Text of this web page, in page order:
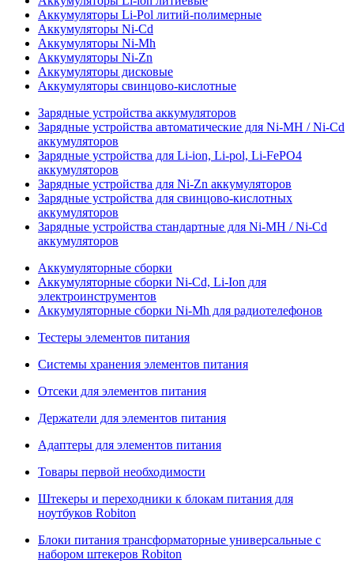
Аккумуляторы Li-Pol литий-полимерные
Аккумуляторы Ni-Cd
Аккумуляторы Ni-Mh
Аккумуляторы Ni-Zn
Аккумуляторы дисковые
Аккумуляторы свинцово-кислотные
Зарядные устройства аккумуляторов
Зарядные устройства автоматические для Ni-MH / Ni-Cd
аккумуляторов
Зарядные устройства для Li-ion, Li-pol, Li-FePO4
аккумуляторов
Зарядные устройства для Ni-Zn аккумуляторов
Зарядные устройства для свинцово-кислотных
аккумуляторов
Зарядные устройства стандартные для Ni-MH / Ni-Cd
аккумуляторов
Аккумуляторные сборки
Аккумуляторные сборки Ni-Cd, Li-Ion для
электроинструментов
Аккумуляторные сборки Ni-Mh для радиотелефонов
Тестеры элементов питания
Системы хранения элементов питания
Отсеки для элементов питания
Держатели для элементов питания
Адаптеры для элементов питания
Товары первой необходимости
Штекеры и переходники к блокам питания для
ноутбуков Robiton
Блоки питания трансформаторные универсальные с
набором штекеров Robiton